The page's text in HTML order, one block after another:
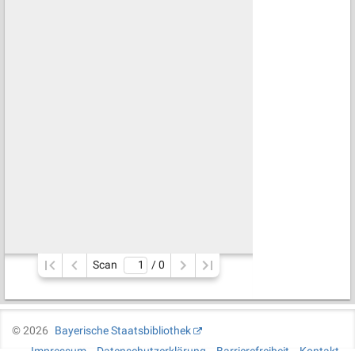
Scan / 0
©2026
Bayerische Staatsbibliothek